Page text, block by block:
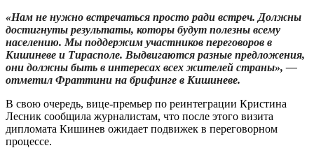
«Нам не нужно встречаться просто ради встреч. Должны
достигнуты результаты, которы будут полезны всему
населению. Мы поддержим участников переговоров в
Кишиневе и Тирасполе. Выдвигаются разные предложения,
они должны быть в интересах всех жителей страны», —
отметил Фраттини на брифинге в Кишиневе.
В свою очередь, вице-премьер по реинтеграции Кристина
Лесник сообщила журналистам, что после этого визита
дипломата Кишинев ожидает подвижек в переговорном
процессе.